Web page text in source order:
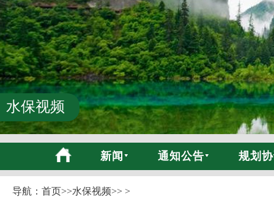
水保视频
新闻 通知公告 规划
导航： 首页>>水保视频>> >